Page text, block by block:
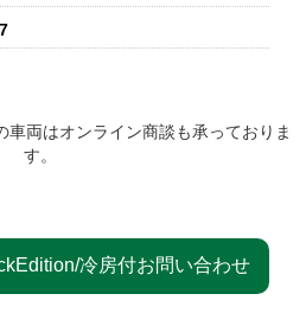
車両はオンライン商談も承っておりま
す。
冷房付お問い合わせ